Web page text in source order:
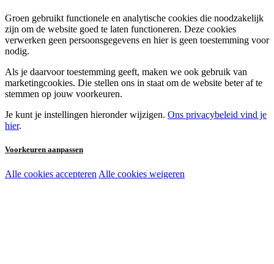
Groen gebruikt functionele en analytische cookies die noodzakelijk
zijn om de website goed te laten functioneren. Deze cookies
verwerken geen persoonsgegevens en hier is geen toestemming voor
nodig.
Als je daarvoor toestemming geeft, maken we ook gebruik van
marketingcookies. Die stellen ons in staat om de website beter af te
stemmen op jouw voorkeuren.
Je kunt je instellingen hieronder wijzigen. Ons privacybeleid vind je
hier.
Voorkeuren aanpassen
Noodzakelijke cookies:
Alle cookies accepteren Alle cookies weigeren